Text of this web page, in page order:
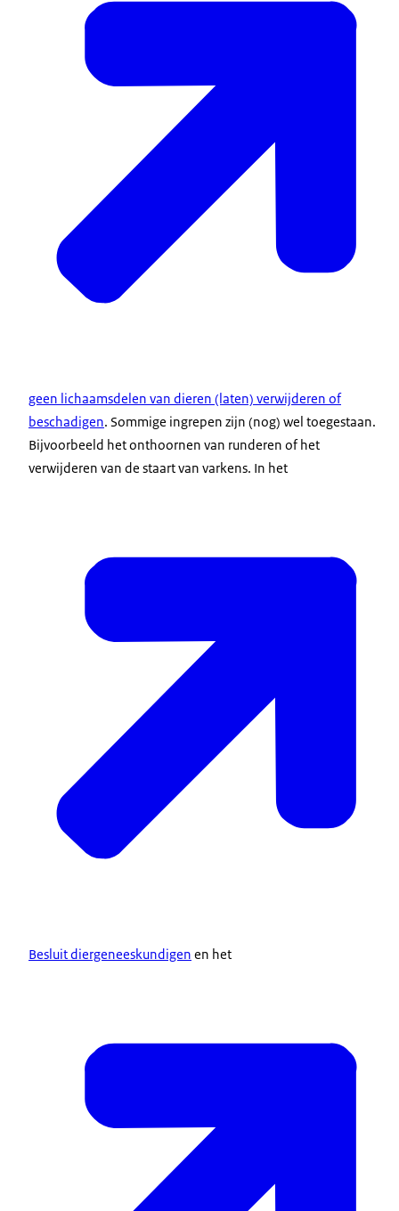
geen lichaamsdelen van dieren (laten) verwijderen of
beschadigen. Sommige ingrepen zijn (nog) wel toegestaan.
Bijvoorbeeld het onthoornen van runderen of het
verwijderen van de staart van varkens. In het
Besluit diergeneeskundigen en het